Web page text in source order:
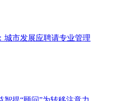
城市发展应聘请专业管理